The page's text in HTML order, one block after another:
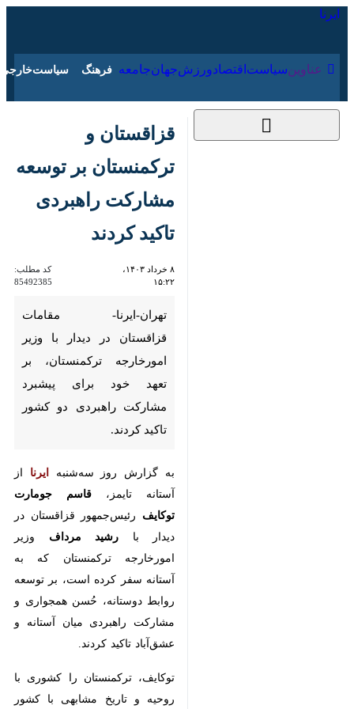
عناوین‌ سیاست اقتصاد ورزش جهان جامعه فرهنگ
قزاقستان و ترکمنستان
بر توسعه مشارکت
راهبردی تاکید کردند
تهران-ایرنا- مقامات قزاقستان در
ترکمنستان، بر تعهد خود برای
پیشبرد مشارکت راهبردی دو کشور
تاکید کردند.
به گزارش روز سه‌شنبه ایرنا از آستانه
تایمز،قاسم جومارت توکایف
با رشید مرداف وزیر امورخارجه
ترکمنستان که به آستانه سفر کرده
است، بر توسعه روابط دوستانه،
حُسن همجواری و مشارکت راهبردی
میان آستانه و عشق‌آباد تاکید کردند.
توکایف، ترکمنستان را کشوری با
روحیه و تاریخ مشابهی با کشور خود
خواند که شریک راهبردی قابل اعتماد
وی خاطرنشان کرد: در سال‌های اخیر